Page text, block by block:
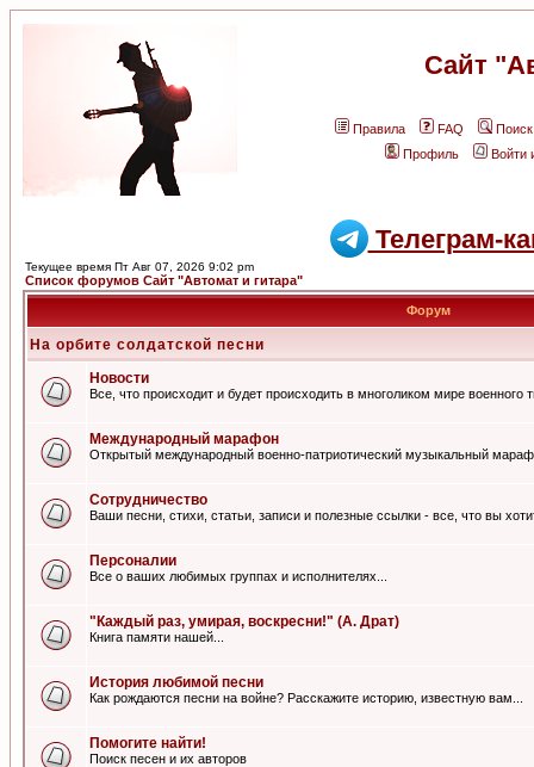
Сайт
Правила FAQ
Поиск
Профиль
Войти
Телеграм-
Текущее время Пт Авг 07, 2026 9:02 pm
Список форумов Сайт "Автомат и гитара"
Форум
На орбите солдатской песни
Новости
Все, что происходит и будет происходить в многоликом мире военного
Международный марафон
Открытый международный военно-патриотический музыкальный
Сотрудничество
Ваши песни, стихи, статьи, записи и полезные ссылки - все, что вы
Персоналии
Все о ваших любимых группах и исполнителях...
"Каждый раз, умирая, воскресни!" (А. Драт)
Книга памяти нашей...
История любимой песни
Как рождаются песни на войне? Расскажите историю, известную вам...
Помогите найти!
Поиск песен и их авторов